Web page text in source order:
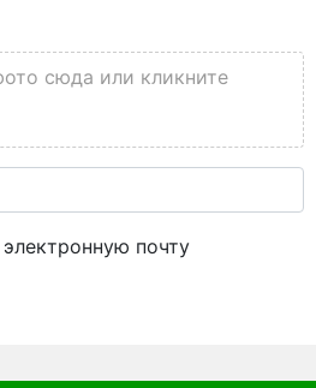
сюда или кликните
почту